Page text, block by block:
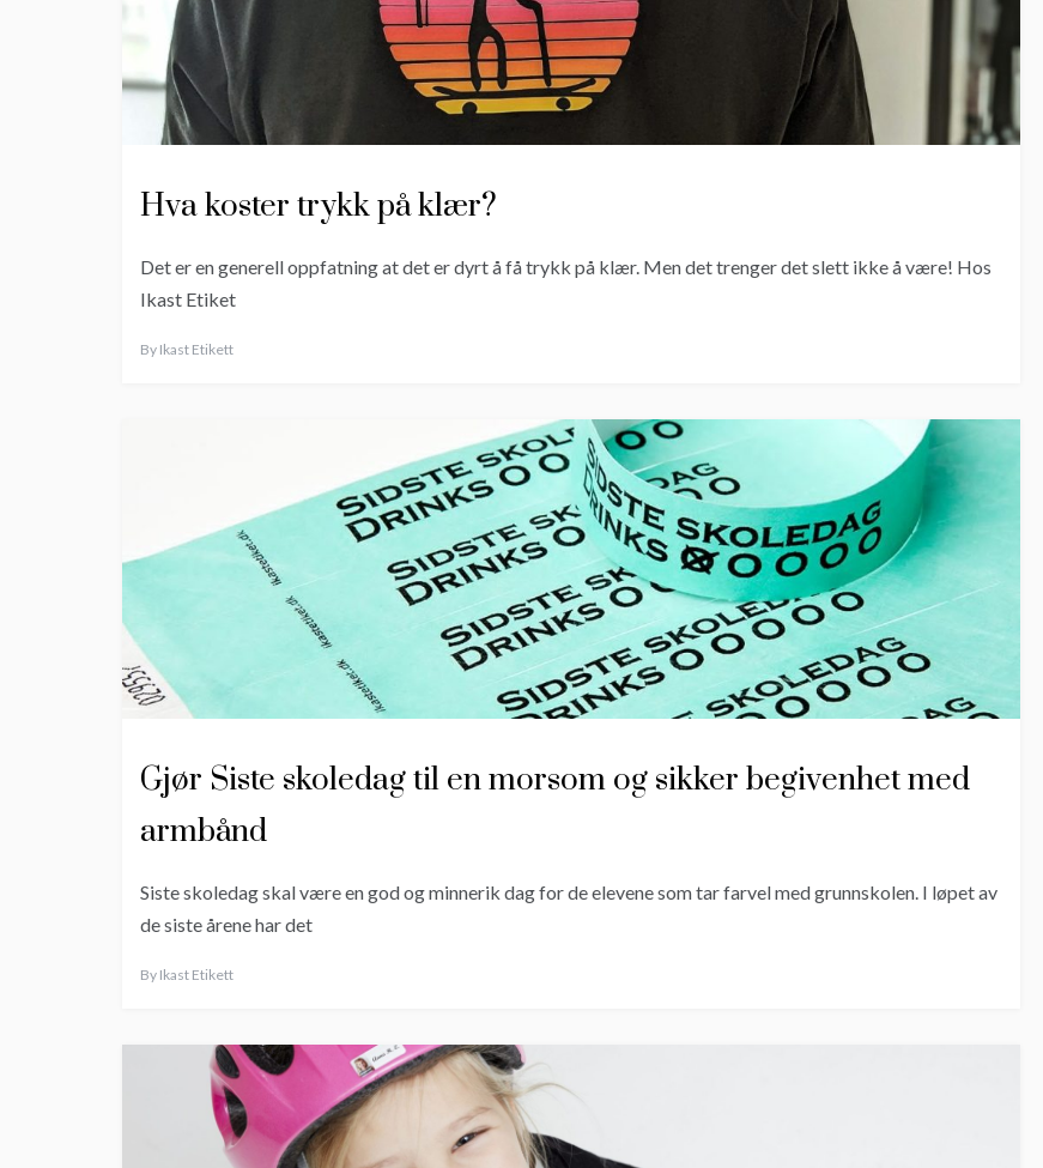
Hva koster trykk på klær?
Det er en generell oppfatning at det er dyrt å få trykk på klær. Men det trenger det slett ikke å være! Hos
Ikast Etiket
By Ikast Etikett
Gjør Siste skoledag til en morsom og sikker begivenhet med
armbånd
Siste skoledag skal være en god og minnerik dag for de elevene som tar farvel med grunnskolen. I løpet av
de siste årene har det
By Ikast Etikett